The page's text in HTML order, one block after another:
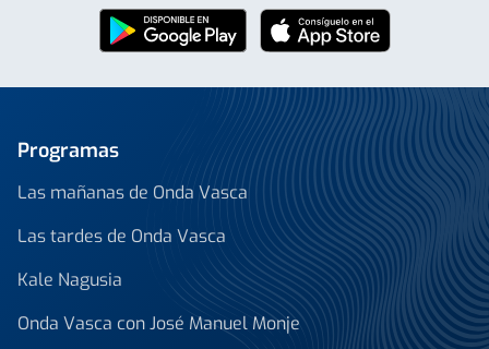
Programas
Las mañanas de Onda Vasca
Las tardes de Onda Vasca
Kale Nagusia
Onda Vasca con José Manuel Monje